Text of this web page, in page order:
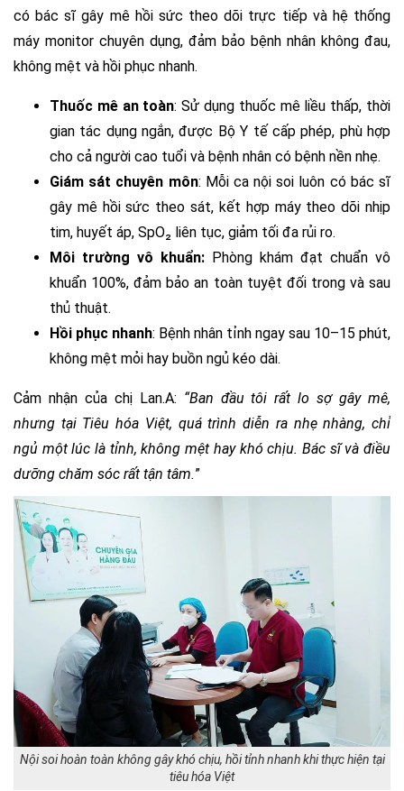
có bác sĩ gây mê hồi sức theo dõi trực tiếp và hệ thống
máy monitor chuyên dụng, đảm bảo bệnh nhân không đau,
không mệt và hồi phục nhanh.
Thuốc mê an toàn: Sử dụng thuốc mê liều thấp, thời
gian tác dụng ngắn, được Bộ Y tế cấp phép, phù hợp
cho cả người cao tuổi và bệnh nhân có bệnh nền nhẹ.
Giám sát chuyên môn: Mỗi ca nội soi luôn có bác sĩ
gây mê hồi sức theo sát, kết hợp máy theo dõi nhịp
tim, huyết áp, SpO₂ liên tục, giảm tối đa rủi ro.
Môi trường vô khuẩn: Phòng khám đạt chuẩn vô
khuẩn 100%, đảm bảo an toàn tuyệt đối trong và sau
thủ thuật.
Hồi phục nhanh: Bệnh nhân tỉnh ngay sau 10–15 phút,
không mệt mỏi hay buồn ngủ kéo dài.
Cảm nhận của chị Lan.A: “Ban đầu tôi rất lo sợ gây mê,
nhưng tại Tiêu hóa Việt, quá trình diễn ra nhẹ nhàng, chỉ
ngủ một lúc là tỉnh, không mệt hay khó chịu. Bác sĩ và điều
dưỡng chăm sóc rất tận tâm.”
Nội soi hoàn toàn không gây khó chịu, hồi tỉnh nhanh khi thực hiện tại
tiêu hóa Việt